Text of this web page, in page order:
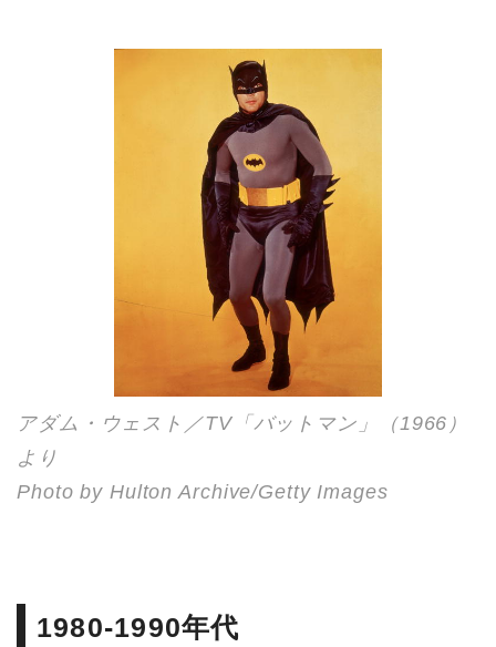
アダム・ウェスト／TV「バットマン」（1966）
より
Photo by Hulton Archive/Getty Images
1980-1990年代